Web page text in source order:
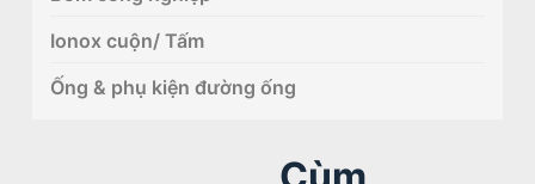
Ionox cuộn/ Tấm
Ống & phụ kiện đường ống